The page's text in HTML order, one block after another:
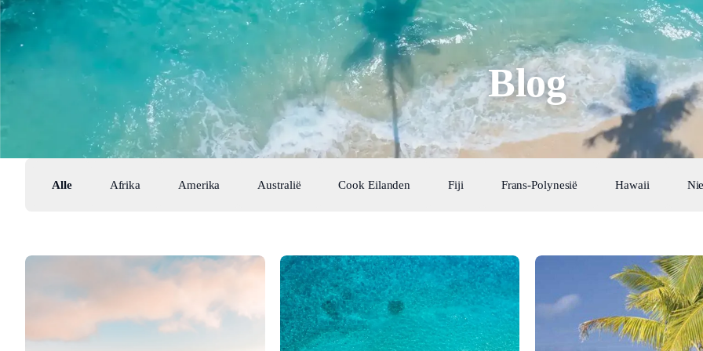
Blog
Alle Afrika Amerika Australië Cook Eilanden Fiji Frans-Polynesië Hawaii